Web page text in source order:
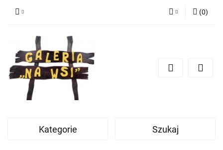
(0)
Kategorie Szukaj